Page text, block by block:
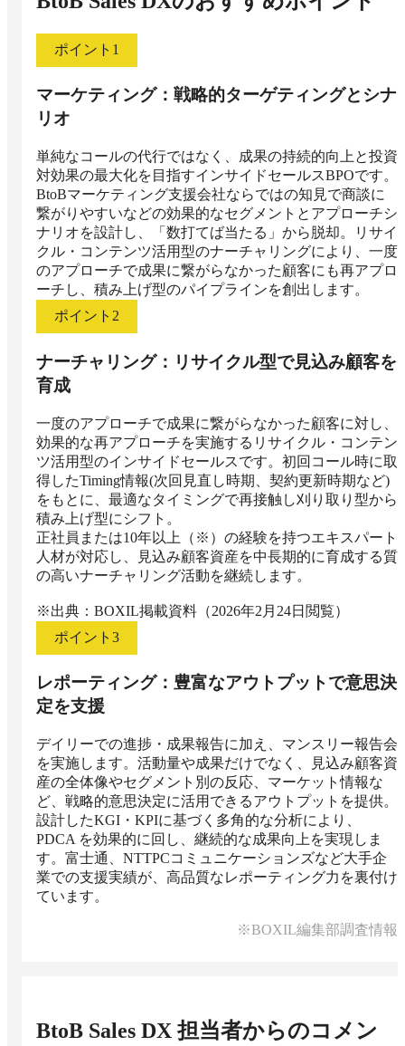
ポイント 1
マーケティング：戦略的ターゲティングとシナ
リオ
単純なコールの代行ではなく、成果の持続的向上と投資
対効果の最大化を目指すインサイドセールスBPOです。
BtoBマーケティング支援会社ならではの知見で商談に
繋がりやすいなどの効果的なセグメントとアプローチシ
ナリオを設計し、「数打てば当たる」から脱却。リサイ
クル・コンテンツ活用型のナーチャリングにより、一度
のアプローチで成果に繋がらなかった顧客にも再アプロ
ーチし、積み上げ型のパイプラインを創出します。
ポイント 2
ナーチャリング：リサイクル型で見込み顧客を
育成
一度のアプローチで成果に繋がらなかった顧客に対し、
効果的な再アプローチを実施するリサイクル・コンテン
ツ活用型のインサイドセールスです。初回コール時に取
得したTiming情報(次回見直し時期、契約更新時期など)
をもとに、最適なタイミングで再接触し刈り取り型から
積み上げ型にシフト。
正社員または10年以上（※）の経験を持つエキスパート
人材が対応し、見込み顧客資産を中長期的に育成する質
の高いナーチャリング活動を継続します。
※出典：BOXIL掲載資料（2026年2月24日閲覧）
ポイント 3
レポーティング：豊富なアウトプットで意思決
定を支援
デイリーでの進捗・成果報告に加え、マンスリー報告会
を実施します。活動量や成果だけでなく、見込み顧客資
産の全体像やセグメント別の反応、マーケット情報な
ど、戦略的意思決定に活用できるアウトプットを提供。
設計したKGI・KPIに基づく多角的な分析により、
PDCA を効果的に回し、継続的な成果向上を実現しま
す。富士通、NTTPCコミュニケーションズなど大手企
業での支援実績が、高品質なレポーティング力を裏付け
※BOXIL編集部調査情報
BtoB Sales DX担当者からのコメン